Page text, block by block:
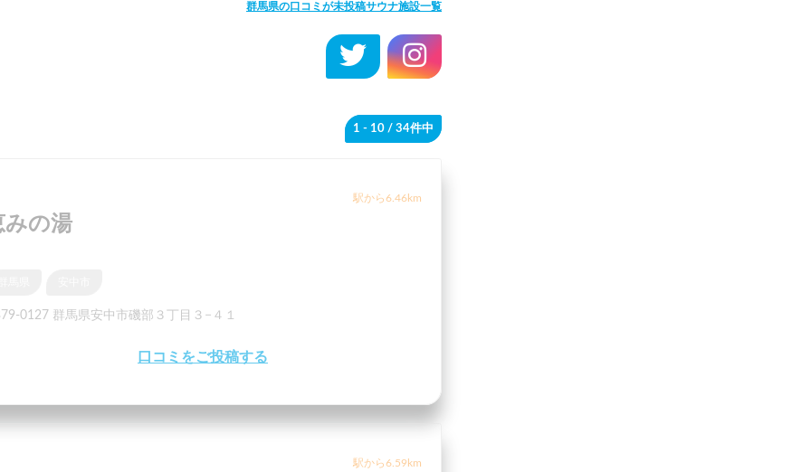
群馬県の口コミが未投稿サウナ施設一覧
1 - 10 / 34件中
駅から6.46km
みの湯
0127 群馬県安中市磯部３丁目３−４１
口コミをご投稿する
駅から6.59km